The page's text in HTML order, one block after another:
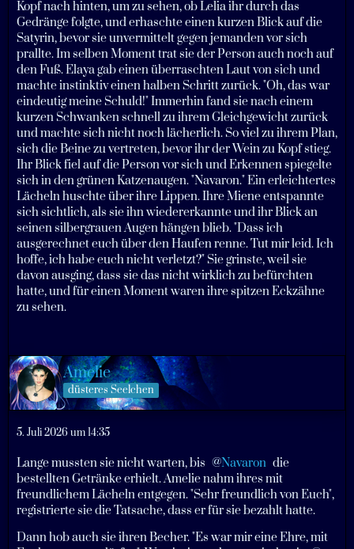
Kopf nach hinten, um zu sehen, ob Lelia ihr durch das
Gedränge folgte, und erhaschte einen kurzen Blick auf die
Satyrin, bevor sie unvermittelt gegen jemanden vor sich
prallte. Im selben Moment trat sie der Person auch noch auf
den Fuß. Elaya gab einen überraschten Laut von sich und
machte instinktiv einen halben Schritt zurück. "Oh, das war
eindeutig meine Schuld!" Immerhin fand sie nach einem
kurzen Schwanken schnell zu ihrem Gleichgewicht zurück
und machte sich nicht noch lächerlich. So viel zu ihrem Plan,
sich die Beine zu vertreten, bevor ihr der Wein zu Kopf stieg.
Ihr Blick fiel auf die Person vor sich und Erkennen spiegelte
sich in den grünen Katzenaugen. "Navaron." Ein erleichtertes
Lächeln huschte über ihre Lippen. Ihre Miene entspannte
sich sichtlich, als sie ihn wiedererkannte und ihr Blick an
seinen silbergrauen Augen hängen blieb. "Dass ich
ausgerechnet euch über den Haufen renne. Tut mir leid. Ich
hoffe, ich habe euch nicht verletzt?" Sie grinste, weil sie
davon ausging, dass sie das nicht wirklich zu befürchten
hatte, und für einen Moment waren ihre spitzen Eckzähne
zu sehen.
Amelie
düsteres Seelchen
5. Juli 2026 um 14:35
Lange mussten sie nicht warten, bis Navaron die
bestellten Getränke erhielt. Amelie nahm ihres mit
freundlichem Lächeln entgegen. "Sehr freundlich von Euch",
registrierte sie die Tatsache, dass er für sie bezahlt hatte.
Dann hob auch sie ihren Becher. "Es war mir eine Ehre, mit